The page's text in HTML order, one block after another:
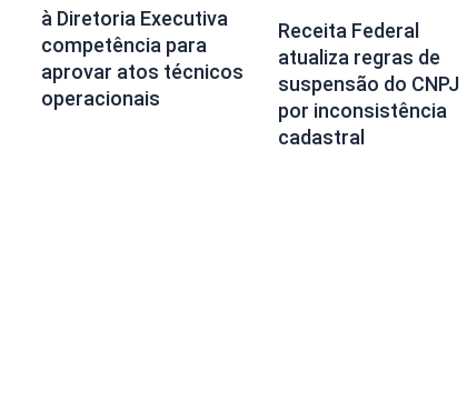
à Diretoria Executiva
competência para
aprovar atos técnicos
operacionais
Receita Federal
atualiza regras de
suspensão do CNPJ
por inconsistência
cadastral